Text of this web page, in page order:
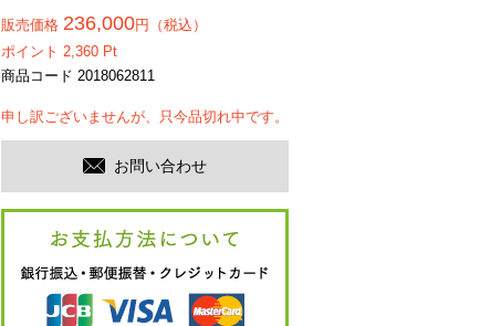
販売価格 236,000円（税込）
ポイント 2,360 Pt
商品コード 2018062811
申し訳ございませんが、只今品切れ中です。
お問い合わせ